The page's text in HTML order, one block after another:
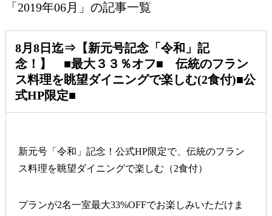
「2019年06月」の記事一覧
8月8日迄⇒【新元号記念「令和」記
念！】 ■最大３３％オフ■ 伝統のフラン
ス料理を眺望ダイニングで楽しむ(2食付)■公
式HP限定■
新元号「令和」記念！公式HP限定で、伝統のフラン
ス料理を眺望ダイニングで楽しむ（2食付）
プランが2名一室最大33%OFFでお楽しみいただけま